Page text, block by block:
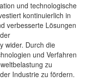
und technologische
kontinuierlich in
verbesserte Lösungen
wider. Durch die
und Verfahren
zu
Industrie zu fördern.